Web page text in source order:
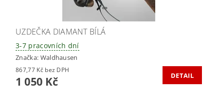
UZDEČKA DIAMANT BÍLÁ
3-7 pracovních dní
Značka: Waldhausen
867,77 Kč bez DPH
1 050 Kč DETAIL